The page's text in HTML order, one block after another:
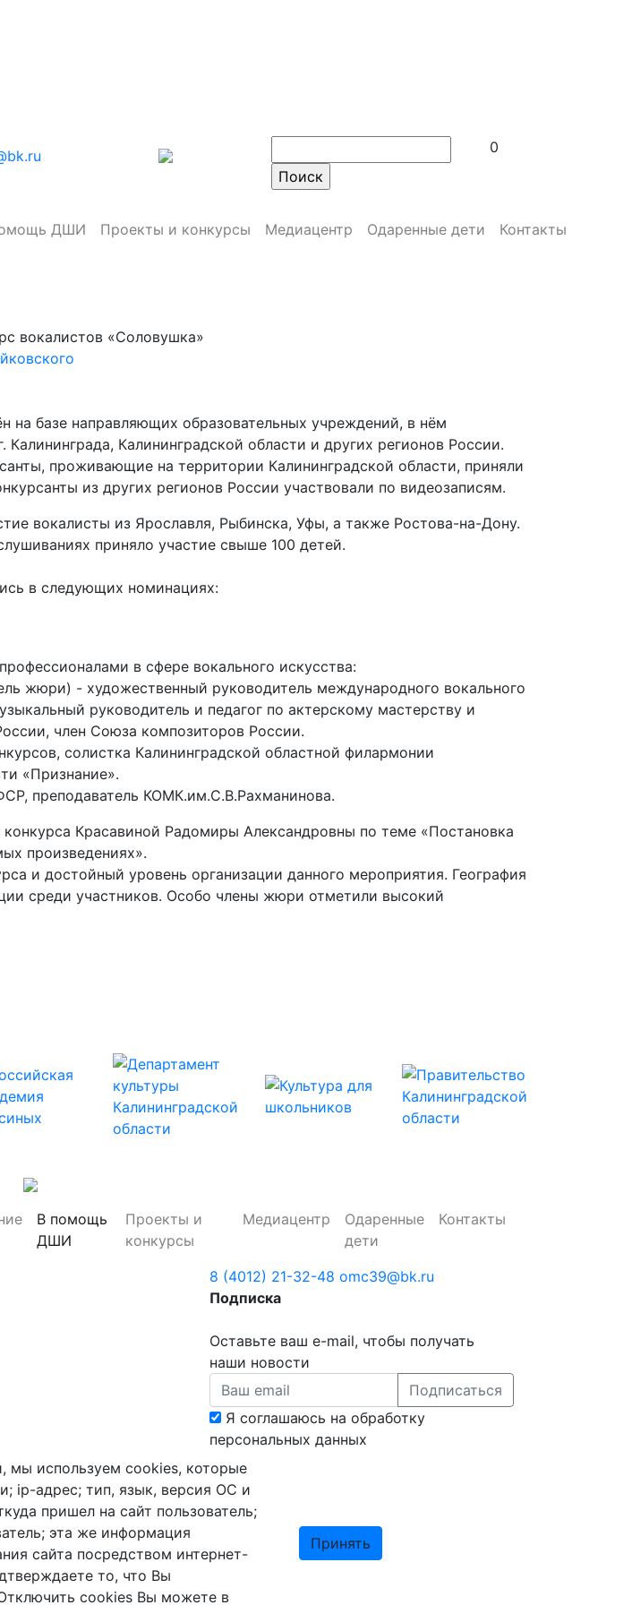
0
ДШИ Проекты и конкурсы Медиацентр Одаренные дети
Контакты
вокалистов «Соловушка»
на базе направляющих образовательных учреждений, в нём
Калининграда, Калининградской области и других регионов России.
проживающие на территории Калининградской области, приняли
из других регионов России участвовали по видеозаписям.
вокалисты из Ярославля, Рыбинска, Уфы, а также Ростова-на-Дону.
приняло участие свыше 100 детей.
в следующих номинациях:
в сфере вокального искусства:
жюри) - художественный руководитель международного вокального
руководитель и педагог по актерскому мастерству и
член Союза композиторов России.
солистка Калининградской областной филармонии
«Признание».
преподаватель КОМК.им.С.В.Рахманинова.
Красавиной Радомиры Александровны по теме «Постановка
произведениях».
и достойный уровень организации данного мероприятия. География
среди участников. Особо члены жюри отметили высокий
В помощь
ДШИ
Проекты и
конкурсы
Медиацентр
Одаренные
дети
Контакты
8 (4012) 21-32-48 omc39@bk.ru
Подписка
Оставьте ваш e-mail, чтобы получать
наши новости
Подписаться
Я соглашаюсь на обработку
персональных данных
мы используем cookies, которые
ip-адрес; тип, язык, версия ОС и
пришел на сайт пользователь;
эта же информация
сайта посредством интернет-
то, что Вы
cookies Вы можете в
Принять